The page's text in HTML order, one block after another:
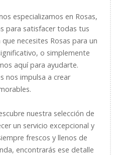
especializamos en Rosas,
para satisfacer todas tus
necesites Rosas para un
o simplemente
aquí para ayudarte.
nos impulsa a crear
nuestra selección de
un servicio excepcional y
frescos y llenos de
encontrarás ese detalle